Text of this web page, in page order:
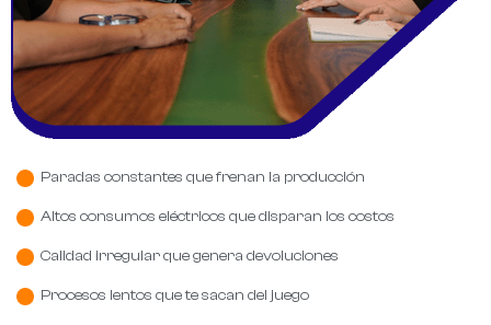
Paradas constantes que frenan la producción
Altos consumos eléctricos que disparan los costos
Calidad irregular que genera devoluciones
Procesos lentos que te sacan del juego